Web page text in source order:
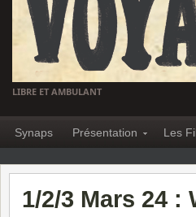
LIBRE ET AMBULANT
Synaps Présentation Les
1/2/3 Mars 24 :